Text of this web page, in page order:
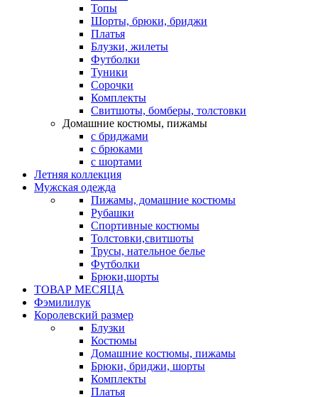
Топы
Шорты, брюки, бриджи
Платья
Блузки, жилеты
Футболки
Туники
Сорочки
Комплекты
Свитшоты, бомберы, толстовки
Домашние костюмы, пижамы
с бриджами
с брюками
с шортами
Летняя коллекция
Мужская одежда
Пижамы, домашние костюмы
Рубашки
Спортивные костюмы
Толстовки,свитшоты
Трусы, нательное белье
Футболки
Брюки,шорты
ТОВАР МЕСЯЦА
Фэмилилук
Королевский размер
Блузки
Костюмы
Домашние костюмы, пижамы
Брюки, бриджи, шорты
Комплекты
Платья